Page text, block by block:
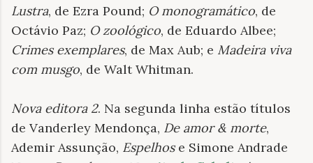
Lustra, de Ezra Pound; O monogramático, de
Octávio Paz; O zoológico, de Eduardo Albee;
Crimes exemplares, de Max Aub; e Madeira viva
com musgo, de Walt Whitman.
Nova editora 2. Na segunda linha estão títulos
de Vanderley Mendonça, De amor & morte,
Ademir Assunção, Espelhose Simone Andrade